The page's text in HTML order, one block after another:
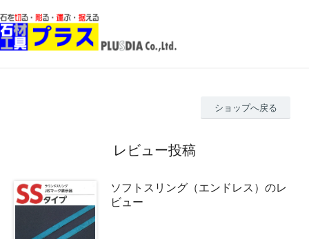
ショップへ戻る
レビュー投稿
ソフトスリング（エンドレス）のレ
ビュー